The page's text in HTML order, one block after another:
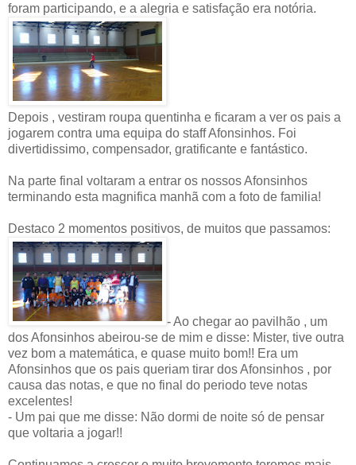
foram participando, e a alegria e satisfação era notória.
Depois , vestiram roupa quentinha e ficaram a ver os pais a
jogarem contra uma equipa do staff Afonsinhos. Foi
divertidissimo, compensador, gratificante e fantástico.
Na parte final voltaram a entrar os nossos Afonsinhos
terminando esta magnifica manhã com a foto de familia!
Destaco 2 momentos positivos, de muitos que passamos:
- Ao chegar ao pavilhão , um
dos Afonsinhos abeirou-se de mim e disse: Mister, tive outra
vez bom a matemática, e quase muito bom!! Era um
Afonsinhos que os pais queriam tirar dos Afonsinhos , por
causa das notas, e que no final do periodo teve notas
excelentes!
- Um pai que me disse: Não dormi de noite só de pensar
que voltaria a jogar!!